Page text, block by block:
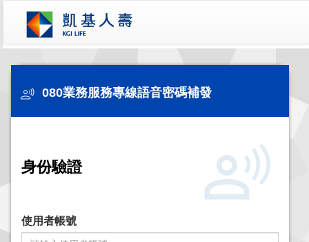
080業務服務專線語音密碼補發
身份驗證
使用者帳號